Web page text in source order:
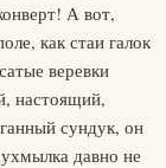
А вот,
как стаи галок
веревки
настоящий,
сундук, он
давно не